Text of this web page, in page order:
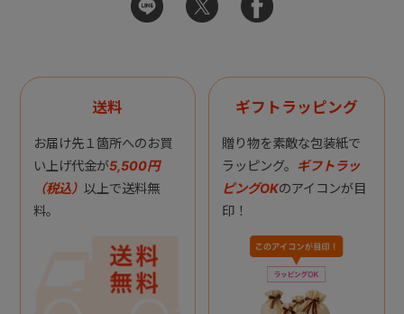
送料
お届け先１箇所へのお買
い上げ代金が5,500円
（税込） 以上で送料無
料。
ギフトラッピング
贈り物を素敵な包装紙で
ラッピング。 ギフトラッ
ピングOKのアイコンが目
印！